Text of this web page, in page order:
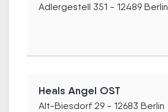
Adlergestell 351 - 12489 Berlin
Heals Angel OST
Alt-Biesdorf 29 - 12683 Berlin